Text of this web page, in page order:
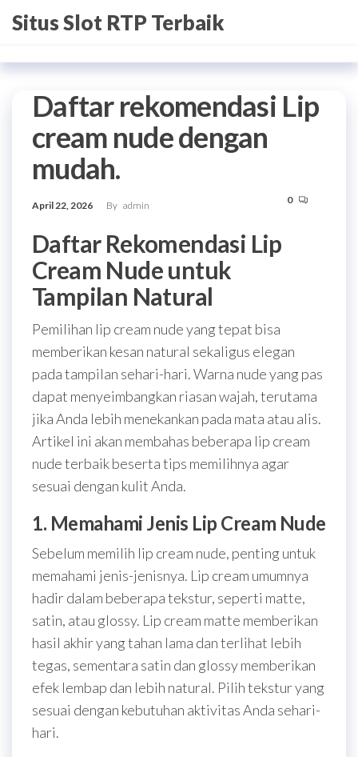
toSitus Slot RTP Terbaik
Daftar rekomendasi Lip
cream nude dengan
mudah.
April 22, 2026 By admin 0
Daftar Rekomendasi Lip
Cream Nude untuk
Tampilan Natural
Pemilihan lip cream nude yang tepat bisa
memberikan kesan natural sekaligus elegan
pada tampilan sehari-hari. Warna nude yang pas
dapat menyeimbangkan riasan wajah, terutama
jika Anda lebih menekankan pada mata atau alis.
Artikel ini akan membahas beberapa lip cream
nude terbaik beserta tips memilihnya agar
sesuai dengan kulit Anda.
1. Memahami Jenis Lip Cream Nude
Sebelum memilih lip cream nude, penting untuk
memahami jenis-jenisnya. Lip cream umumnya
hadir dalam beberapa tekstur, seperti matte,
satin, atau glossy. Lip cream matte memberikan
hasil akhir yang tahan lama dan terlihat lebih
tegas, sementara satin dan glossy memberikan
efek lembap dan lebih natural. Pilih tekstur yang
sesuai dengan kebutuhan aktivitas Anda sehari-
hari.